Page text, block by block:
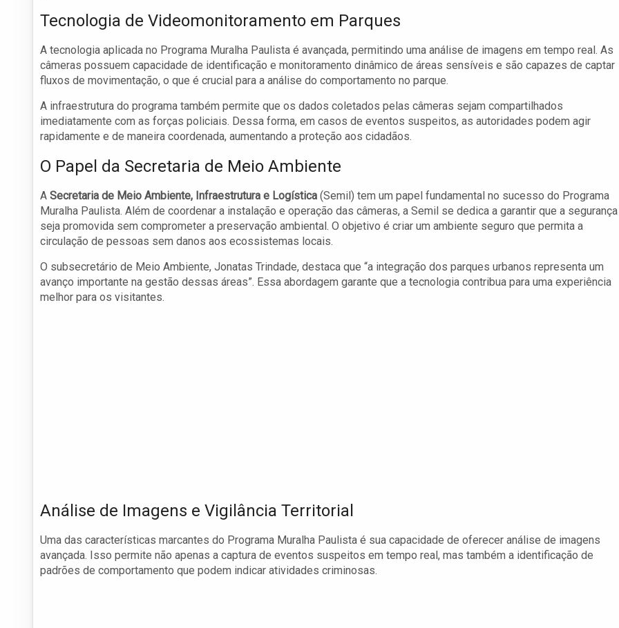
Tecnologia de Videomonitoramento em Parques
A tecnologia aplicada no Programa Muralha Paulista é avançada, permitindo uma análise de imagens em tempo real. As
câmeras possuem capacidade de identificação e monitoramento dinâmico de áreas sensíveis e são capazes de captar
fluxos de movimentação, o que é crucial para a análise do comportamento no parque.
A infraestrutura do programa também permite que os dados coletados pelas câmeras sejam compartilhados
imediatamente com as forças policiais. Dessa forma, em casos de eventos suspeitos, as autoridades podem agir
rapidamente e de maneira coordenada, aumentando a proteção aos cidadãos.
O Papel da Secretaria de Meio Ambiente
A Secretaria de Meio Ambiente, Infraestrutura e Logística (Semil) tem um papel fundamental no sucesso do Programa
Muralha Paulista. Além de coordenar a instalação e operação das câmeras, a Semil se dedica a garantir que a segurança
seja promovida sem comprometer a preservação ambiental. O objetivo é criar um ambiente seguro que permita a
circulação de pessoas sem danos aos ecossistemas locais.
O subsecretário de Meio Ambiente, Jonatas Trindade, destaca que “a integração dos parques urbanos representa um
avanço importante na gestão dessas áreas”. Essa abordagem garante que a tecnologia contribua para uma experiência
melhor para os visitantes.
Análise de Imagens e Vigilância Territorial
Uma das características marcantes do Programa Muralha Paulista é sua capacidade de oferecer análise de imagens
avançada. Isso permite não apenas a captura de eventos suspeitos em tempo real, mas também a identificação de
padrões de comportamento que podem indicar atividades criminosas.